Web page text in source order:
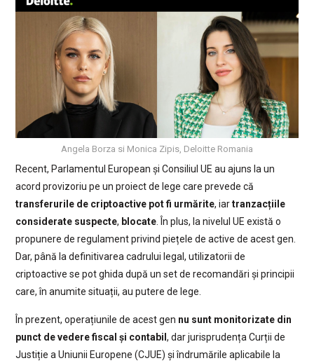
Angela Borza si Monica Zipis, Deloitte Romania
Recent, Parlamentul European și Consiliul UE au ajuns la un
acord provizoriu pe un proiect de lege care prevede că
transferurile de criptoactive pot fi urmărite, iartranzacțiile
considerate suspecte, blocate. În plus, la nivelul UE există o
propunere de regulament privind piețele de active de acest gen.
Dar, până la definitivarea cadrului legal, utilizatorii de
criptoactive se pot ghida după un set de recomandări și principii
care, în anumite situații, au putere de lege.
În prezent, operațiunile de acest gen nu sunt monitorizate din
punct de vedere fiscal și contabil , dar jurisprudența Curții de
Justiție a Uniunii Europene (CJUE) și îndrumările aplicabile la